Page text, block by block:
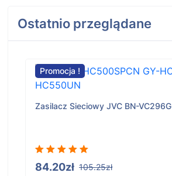
Ostatnio przeglądane
Promocja !
Zasilacz Sieciowy JVC BN-VC296G
84.20zł 105.25zł